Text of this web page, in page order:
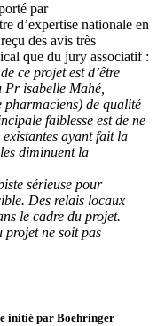
par
d’expertise nationale en
des avis très
que du jury associatif :
ce projet est d’être
isabelle Mahé,
pharmaciens) de qualité
faiblesse est de ne
ayant fait la
diminuent la
sérieuse pour
Des relais locaux
le cadre du projet.
projet ne soit pas
initié par Boehringer